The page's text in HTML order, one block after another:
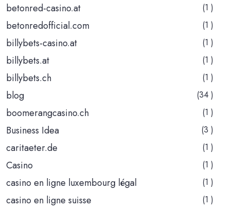
betonred-casino.at (1 )
betonredofficial.com (1 )
billybets-casino.at (1 )
billybets.at (1 )
billybets.ch (1 )
blog (34 )
boomerangcasino.ch (1 )
Business Idea (3 )
caritaeter.de (1 )
Casino (1 )
casino en ligne luxembourg légal (1 )
casino en ligne suisse (1 )